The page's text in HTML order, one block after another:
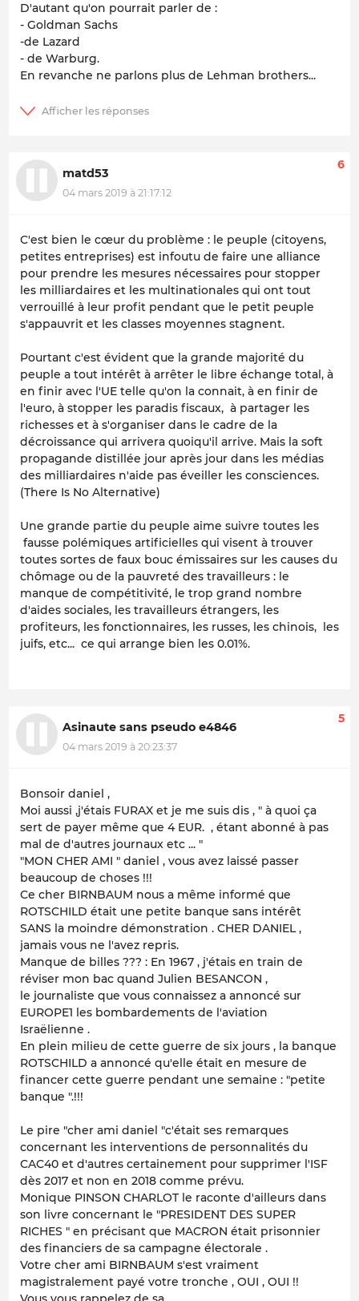
D'autant qu'on pourrait parler de :
- Goldman Sachs
-de Lazard
- de Warburg.
En revanche ne parlons plus de Lehman brothers...
matd53
04 mars 2019 à 21:17:12
6
C'est bien le cœur du problème : le peuple (citoyens,
petites entreprises) est infoutu de faire une alliance
pour prendre les mesures nécessaires pour stopper
les milliardaires et les multinationales qui ont tout
verrouillé à leur profit pendant que le petit peuple
s'appauvrit et les classes moyennes stagnent.
Pourtant c'est évident que la grande majorité du
peuple a tout intérêt à arrêter le libre échange total, à
en finir avec l'UE telle qu'on la connait, à en finir de
l'euro, à stopper les paradis fiscaux, à partager les
richesses et à s'organiser dans le cadre de la
décroissance qui arrivera quoiqu'il arrive. Mais la soft
propagande distillée jour après jour dans les médias
des milliardaires n'aide pas éveiller les consciences.
(There Is No Alternative)
Une grande partie du peuple aime suivre toutes les
fausse polémiques artificielles qui visent à trouver
toutes sortes de faux bouc émissaires sur les causes du
chômage ou de la pauvreté des travailleurs : le
manque de compétitivité, le trop grand nombre
d'aides sociales, les travailleurs étrangers, les
profiteurs, les fonctionnaires, les russes, les chinois, les
juifs, etc... ce qui arrange bien les 0.01%.
Asinaute sans pseudo e4846
04 mars 2019 à 20:23:37
5
Bonsoir daniel ,
Moi aussi ,j'étais FURAX et je me suis dis , " à quoi ça
sert de payer même que 4 EUR. , étant abonné à pas
mal de d'autres journaux etc ... "
"MON CHER AMI " daniel , vous avez laissé passer
beaucoup de choses !!!
Ce cher BIRNBAUM nous a même informé que
ROTSCHILD était une petite banque sans intérêt
SANS la moindre démonstration . CHER DANIEL ,
jamais vous ne l'avez repris.
Manque de billes ??? : En 1967 , j'étais en train de
réviser mon bac quand Julien BESANCON ,
le journaliste que vous connaissez a annoncé sur
EUROPE1 les bombardements de l'aviation
Israëlienne .
En plein milieu de cette guerre de six jours , la banque
ROTSCHILD a annoncé qu'elle était en mesure de
financer cette guerre pendant une semaine : "petite
banque ".!!!
Le pire "cher ami daniel "c'était ses remarques
concernant les interventions de personnalités du
CAC40 et d'autres certainement pour supprimer l'ISF
dès 2017 et non en 2018 comme prévu.
Monique PINSON CHARLOT le raconte d'ailleurs dans
son livre concernant le "PRESIDENT DES SUPER
RICHES " en précisant que MACRON était prisonnier
des financiers de sa campagne électorale .
Votre cher ami BIRNBAUM s'est vraiment
magistralement payé votre tronche , OUI , OUI !!